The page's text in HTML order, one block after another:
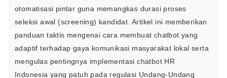
otomatisasi pintar guna memangkas durasi proses
seleksi awal (screening) kandidat. Artikel ini memberikan
panduan taktis mengenai cara membuat chatbot yang
adaptif terhadap gaya komunikasi masyarakat lokal serta
mengulas pentingnya implementasi chatbot HR
Indonesia yang patuh pada regulasi Undang-Undang